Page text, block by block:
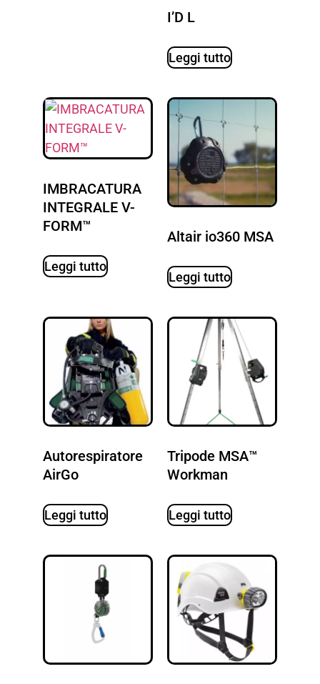
I’D L
Leggi tutto
IMBRACATURA
INTEGRALE V-
FORM™
Leggi tutto
Altair io360 MSA
Leggi tutto
Autorespiratore
AirGo
Leggi tutto
Tripode MSA™
Workman
Leggi tutto